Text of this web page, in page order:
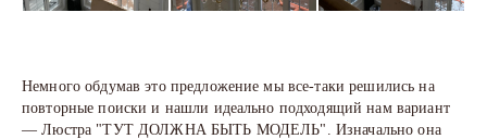
Немного обдумав это предложение мы все-таки решились на
повторные поиски и нашли идеально подходящий нам вариант
— Люстра "ТУТ ДОЛЖНА БЫТЬ МОДЕЛЬ". Изначально она